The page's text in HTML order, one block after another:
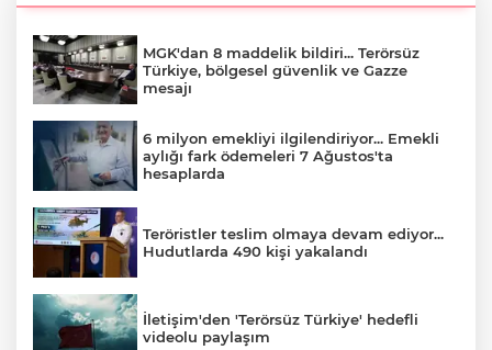
MGK'dan 8 maddelik bildiri... Terörsüz
Türkiye, bölgesel güvenlik ve Gazze
mesajı
6 milyon emekliyi ilgilendiriyor... Emekli
aylığı fark ödemeleri 7 Ağustos'ta
hesaplarda
Teröristler teslim olmaya devam ediyor...
Hudutlarda 490 kişi yakalandı
İletişim'den 'Terörsüz Türkiye' hedefli
videolu paylaşım